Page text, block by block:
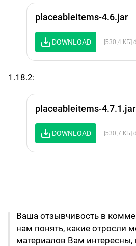
placeableitems-4.6.jar
DOWNLOAD [530,4 КБ]
1.18.2:
placeableitems-4.7.1.jar
DOWNLOAD [530,7 КБ]
Ваша отзывчивость в
нам понять, какие отросли
материалов Вам интересны,